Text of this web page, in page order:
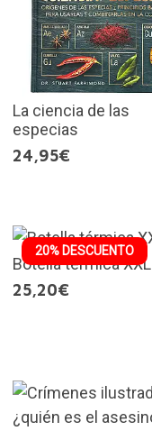
La ciencia de las
especias
24,95€
20% DESCUENTO
Botella térmica XXL
25,20€